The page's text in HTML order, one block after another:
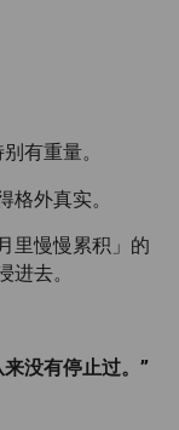
有重量。
格外真实。
里慢慢累积」的
进去。
没有停止过。”